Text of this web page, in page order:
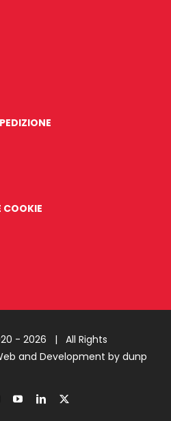
COOKIE
- 2026 | All Rights
and Development by dunp
YouTubeLinkedIn